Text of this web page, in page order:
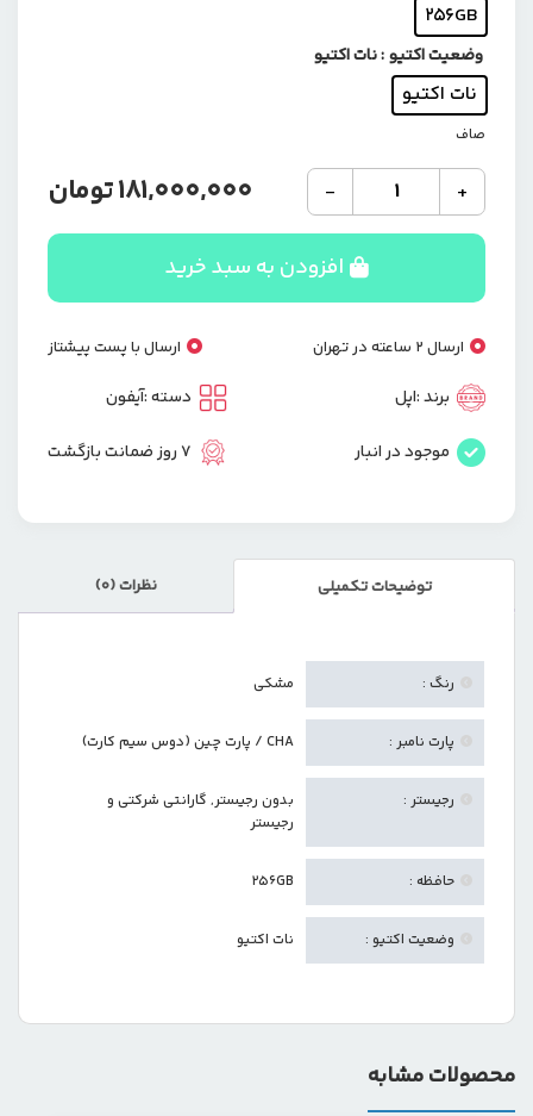
256GB
وضعیت اکتیو: نات اکتیو
نات اکتیو
صاف
+
-
181,000,000تومان
افزودن به سبد خرید
ارسال 2 ساعته در تهران ارسال با پست پیشتاز
برند :اپل
موجود در انبار
دسته :آیفون
7 روز ضمانت بازگشت
توضیحات تکمیلی نظرات (0)
رنگ : مشکی
پارت نامبر : CHA / پارت چین (دوس سیم کارت)
رجیستر : بدون رجیستر, گارانتی شرکتی و
رجیستر
حافظه : 256GB
وضعیت اکتیو : نات اکتیو
محصولات مشابه